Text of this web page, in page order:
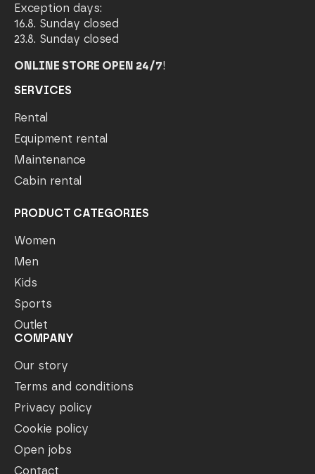
Exception days:
16.8. Sunday closed
23.8. Sunday closed
ONLINE STORE OPEN 24/7!
SERVICES
Rental
Equipment rental
Maintenance
Cabin rental
PRODUCT CATEGORIES
Women
Men
Kids
Sports
Outlet
COMPANY
Our story
Terms and conditions
Privacy policy
Cookie policy
Open jobs
Contact